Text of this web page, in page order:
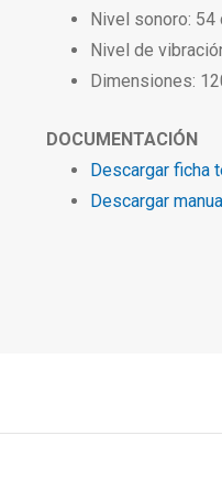
Nivel sonoro: 54
Nivel de
Dimensiones:
DOCUMENTACIÓN
Descargar ficha
Descargar